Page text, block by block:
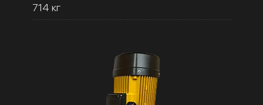
714 кг